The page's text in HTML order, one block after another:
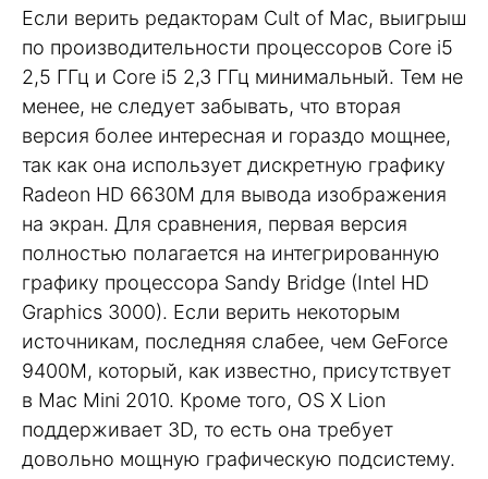
Если верить редакторам Cult of Mac, выигрыш
по производительности процессоров Core i5
2,5 ГГц и Core i5 2,3 ГГц минимальный. Тем не
менее, не следует забывать, что вторая
версия более интересная и гораздо мощнее,
так как она использует дискретную графику
Radeon HD 6630M для вывода изображения
на экран. Для сравнения, первая версия
полностью полагается на интегрированную
графику процессора Sandy Bridge (Intel HD
Graphics 3000). Если верить некоторым
источникам, последняя слабее, чем GeForce
9400M, который, как известно, присутствует
в Mac Mini 2010. Кроме того, OS X Lion
поддерживает 3D, то есть она требует
довольно мощную графическую подсистему.